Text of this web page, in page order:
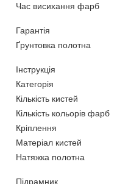
Час висихання фарб
Гарантія
Ґрунтовка полотна
Інструкція
Категорія
Кількість кистей
Кількість кольорів фарб
Кріплення
Матеріал кистей
Натяжка полотна
Підрамник